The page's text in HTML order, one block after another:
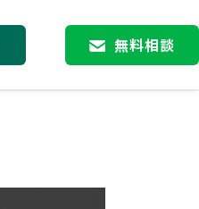
無料相談